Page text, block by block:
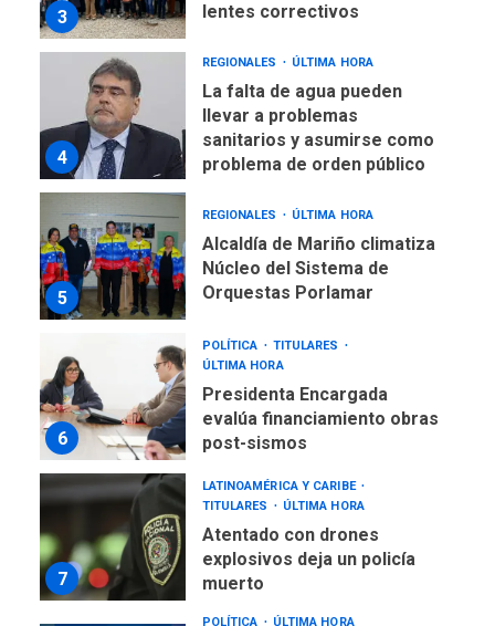
3
lentes correctivos
4
REGIONALES ÚLTIMA HORA
La falta de agua pueden
llevar a problemas
sanitarios y asumirse como
problema de orden público
5
REGIONALES ÚLTIMA HORA
Alcaldía de Mariño climatiza
Núcleo del Sistema de
Orquestas Porlamar
6
POLÍTICA
TITULARES
ÚLTIMA HORA
Presidenta Encargada
evalúa financiamiento obras
post-sismos
7
LATINOAMÉRICA Y CARIBE
TITULARES
ÚLTIMA HORA
Atentado con drones
explosivos deja un policía
muerto
POLÍTICA ÚLTIMA HORA